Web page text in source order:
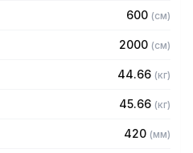
в помещении и
цеха.
600 (см)
2000 (см)
44.66 (кг)
45.66 (кг)
420 (мм)